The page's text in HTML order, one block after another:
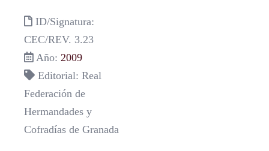
ID/Signatura:
CEC/REV. 3.23
Año: 2009
Editorial: Real
Federación de
Hermandades y
Cofradías de Granada